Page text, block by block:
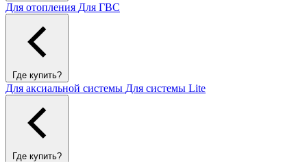
Для отопления Для ГВС
Где купить?
Для аксиальной системы Для системы Lite
Где купить?